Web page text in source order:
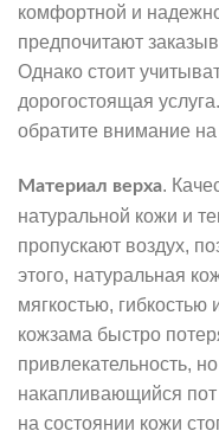
комфортной и
предпочитают
Однако стоит
дорогостоящая
обратите внимание
Материал верха.
натуральной кожи и
пропускают воздух,
этого, натуральная
мягкостью, гибкостью
кожзама быстро
привлекательность,
накапливающийся
на состоянии кожи